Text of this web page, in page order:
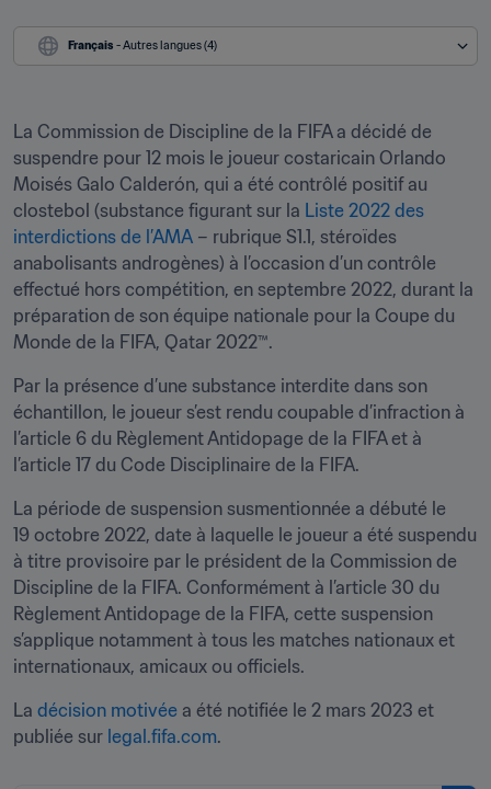
Français - Autres langues (4)
La Commission de Discipline de la FIFA a décidé de
suspendre pour 12 mois le joueur costaricain Orlando
Moisés Galo Calderón, qui a été contrôlé positif au
clostebol (substance figurant sur la Liste 2022 des
interdictions de l’AMA – rubrique S1.1, stéroïdes
anabolisants androgènes) à l’occasion d’un contrôle
effectué hors compétition, en septembre 2022, durant la
préparation de son équipe nationale pour la Coupe du
Monde de la FIFA, Qatar 2022™.
Par la présence d’une substance interdite dans son
échantillon, le joueur s’est rendu coupable d’infraction à
l’article 6 du Règlement Antidopage de la FIFA et à
l’article 17 du Code Disciplinaire de la FIFA.
La période de suspension susmentionnée a débuté le
19 octobre 2022, date à laquelle le joueur a été suspendu
à titre provisoire par le président de la Commission de
Discipline de la FIFA. Conformément à l’article 30 du
Règlement Antidopage de la FIFA, cette suspension
s’applique notamment à tous les matches nationaux et
internationaux, amicaux ou officiels.
La décision motivée a été notifiée le 2 mars 2023 et
publiée sur legal.fifa.com.